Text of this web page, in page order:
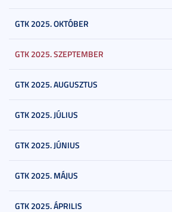
GTK 2025. OKTÓBER
GTK 2025. SZEPTEMBER
GTK 2025. AUGUSZTUS
GTK 2025. JÚLIUS
GTK 2025. JÚNIUS
GTK 2025. MÁJUS
GTK 2025. ÁPRILIS